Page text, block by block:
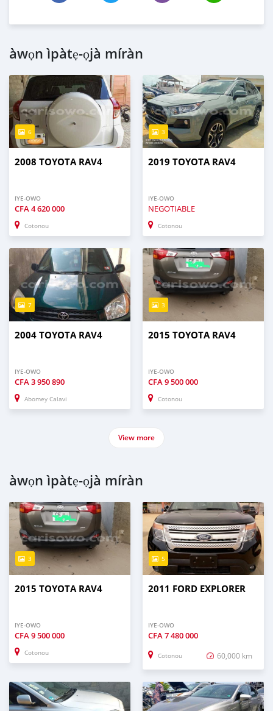
àwọn ìpàtẹ-ọjà míràn
6
2008 TOYOTA RAV4
IYE-OWO
CFA4 620 000
Cotonou
3
2019 TOYOTA RAV4
IYE-OWO
NEGOTIABLE
Cotonou
7
2004 TOYOTA RAV4
IYE-OWO
CFA3 950 890
Abomey Calavi
3
2015 TOYOTA RAV4
IYE-OWO
CFA9 500 000
Cotonou
View more
àwọn ìpàtẹ-ọjà míràn
3
2015 TOYOTA RAV4
IYE-OWO
CFA9 500 000
Cotonou
5
2011 FORD EXPLORER
IYE-OWO
CFA7 480 000
Cotonou 60,000 km